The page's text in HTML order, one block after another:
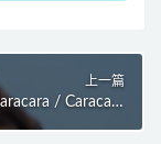
上一篇
/ Caracara